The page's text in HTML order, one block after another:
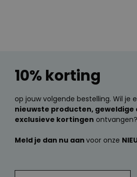
10% korting
op jouw volgende bestelling. Wil je
nieuwste producten, geweldige
exclusieve kortingen ontvangen?
Meld je dan nu aan voor onze